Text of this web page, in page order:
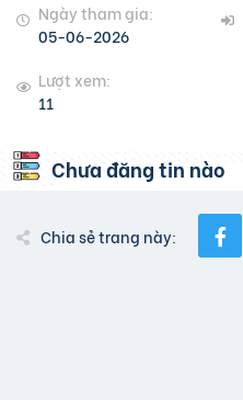
Ngày tham gia:
05-06-2026
Lượt xem:
11
Chưa đăng tin nào
Chia sẻ trang này: